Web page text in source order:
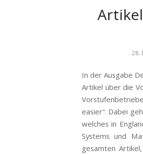
28.
In der Ausgabe
Artikel über die
easier“. Dabei
welches in
Systems und
gesamten